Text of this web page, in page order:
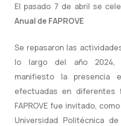
El pasado 7 de abril se
Anual de FAPROVE
Se repasaron las
lo largo del año 2024,
manifiesto la presencia
efectuadas en
FAPROVE fue invitado,
Universidad Politécnica